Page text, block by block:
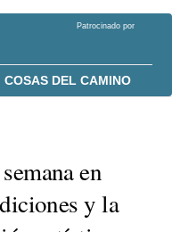
Patrocinado por
COSAS DEL CAMINO
en
y la